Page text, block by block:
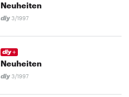
Neuheiten
3/1997
Neuheiten
3/1997